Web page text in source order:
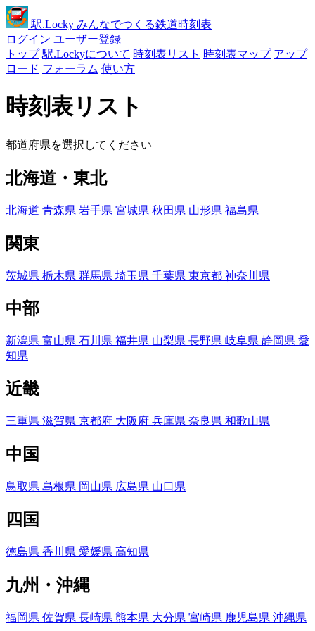
駅.Locky みんなでつくる鉄道時刻表
ログイン ユーザー登録
トップ 駅.Lockyについて 時刻表リスト 時刻表マップ アップ
ロード フォーラム 使い方
時刻表リスト
都道府県を選択してください
北海道・東北
北海道 青森県 岩手県 宮城県 秋田県 山形県 福島県
関東
茨城県 栃木県 群馬県 埼玉県 千葉県 東京都 神奈川県
中部
新潟県 富山県 石川県 福井県 山梨県 長野県 岐阜県 静岡県 愛
知県
近畿
三重県 滋賀県 京都府 大阪府 兵庫県 奈良県 和歌山県
中国
鳥取県 島根県 岡山県 広島県 山口県
四国
徳島県 香川県 愛媛県 高知県
九州・沖縄
福岡県 佐賀県 長崎県 熊本県 大分県 宮崎県 鹿児島県 沖縄県